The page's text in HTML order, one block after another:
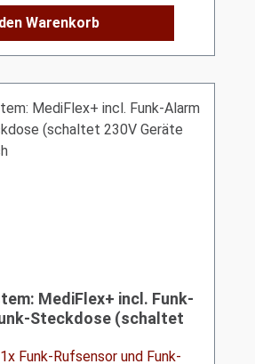
Warenkorb
MediFlex+ incl. Funk-
Steckdose (schaltet
Funk-Rufsensor und Funk-